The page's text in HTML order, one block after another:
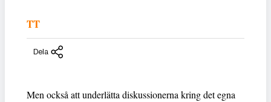
TT
Dela
Men också att underlätta diskussionerna kring det egna